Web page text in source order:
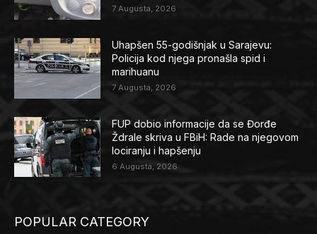
7 Augusta, 2026
Uhapšen 55-godišnjak u Sarajevu:
Policija kod njega pronašla spid i
marihuanu
7 Augusta, 2026
FUP dobio informacije da se Đorđe
Ždrale skriva u FBiH: Rade na njegovom
lociranju i hapšenju
6 Augusta, 2026
POPULAR CATEGORY